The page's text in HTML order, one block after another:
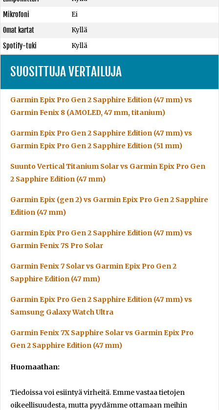
Mikrofoni
Ei
Omat kartat
Kyllä
Spotify-tuki
Kyllä
SUOSITTUJA VERTAILUJA
Garmin Epix Pro Gen 2 Sapphire Edition (47 mm) vs
Garmin Fenix 8 (AMOLED, 47 mm, titanium)
Garmin Epix Pro Gen 2 Sapphire Edition (47 mm) vs
Garmin Epix Pro Gen 2 Sapphire Edition (51 mm)
Suunto Vertical Titanium Solar vs Garmin Epix Pro Gen
2 Sapphire Edition (47 mm)
Garmin Epix (gen 2) vs Garmin Epix Pro Gen 2 Sapphire
Edition (47 mm)
Garmin Epix Pro Gen 2 Sapphire Edition (47 mm) vs
Garmin Fenix 7S Pro Solar
Garmin Fenix 7 Solar vs Garmin Epix Pro Gen 2
Sapphire Edition (47 mm)
Garmin Epix Pro Gen 2 Sapphire Edition (47 mm) vs
Samsung Galaxy Watch Ultra
Garmin Fenix 7X Sapphire Solar vs Garmin Epix Pro
Gen 2 Sapphire Edition (47 mm)
Huomaathan:
Tiedoissa voi esiintyä virheitä. Emme vastaa tietojen
oikeellisuudesta, mutta pyydämme ottamaan meihin